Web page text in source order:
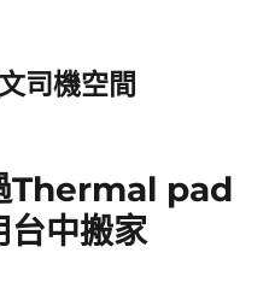
司機空間
Thermal pad
台中搬家